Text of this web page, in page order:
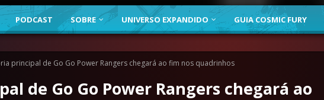
PODCAST SOBRE UNIVERSO EXPANDIDO GUIA COSMIC FURY
principal de Go Go Power Rangers chegará ao fim nos quadrinhos
de Go Go Power Rangers chegará ao